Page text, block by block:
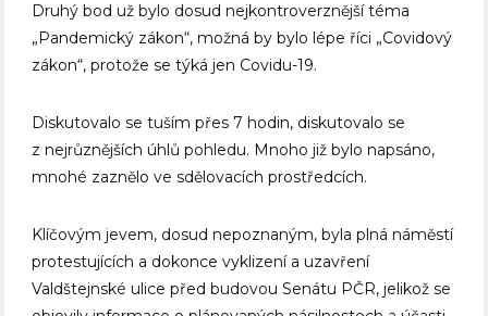
Druhý bod už bylo dosud nejkontroverznější téma
„Pandemický zákon“, možná by bylo lépe říci „Covidový
zákon“, protože se týká jen Covidu-19.
Diskutovalo se tuším přes 7 hodin, diskutovalo se
z nejrůznějších úhlů pohledu. Mnoho již bylo napsáno,
mnohé zaznělo ve sdělovacích prostředcích.
Klíčovým jevem, dosud nepoznaným, byla plná náměstí
protestujících a dokonce vyklizení a uzavření
Valdštejnské ulice před budovou Senátu PČR, jelikož se